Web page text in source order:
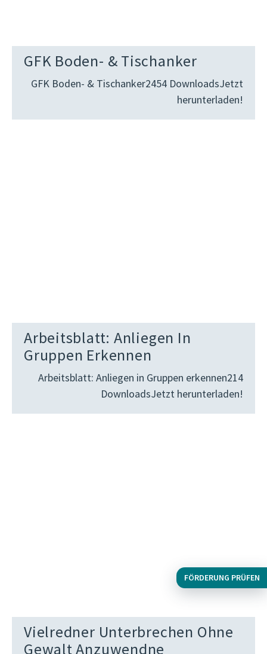
GFK Boden- & Tischanker
GFK Boden- & Tischanker2454 DownloadsJetzt
herunterladen!
Arbeitsblatt: Anliegen In
Gruppen Erkennen
Arbeitsblatt: Anliegen in Gruppen erkennen214
DownloadsJetzt herunterladen!
Vielredner Unterbrechen Ohne
Gewalt Anzuwendne
FÖRDERUNG PRÜFEN